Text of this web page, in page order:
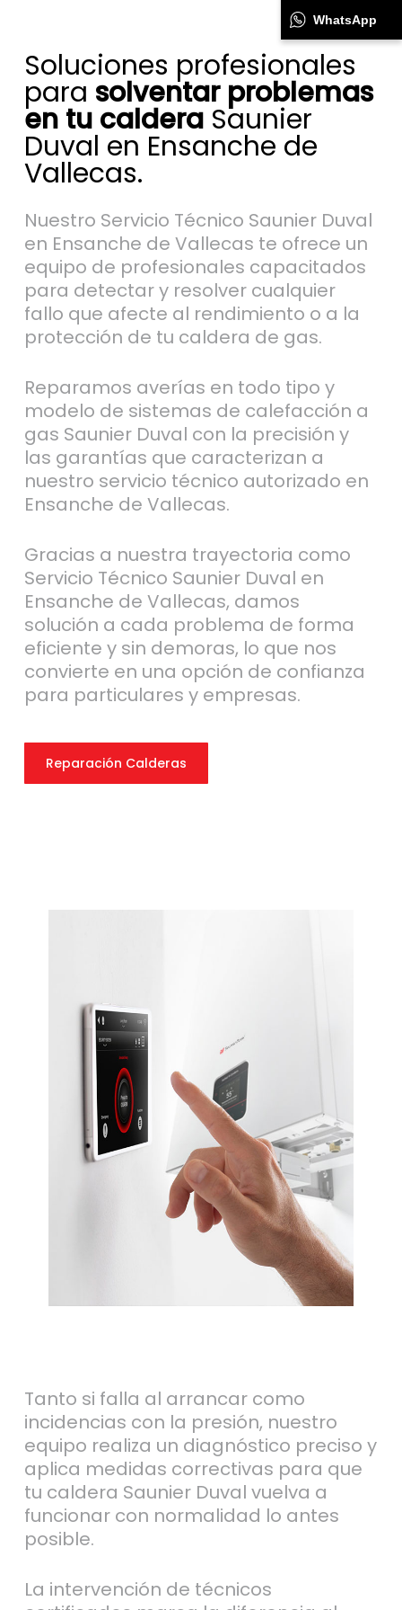
Soluciones profesionales
para solventar problemas
en tu calderaSaunier
Duval en Ensanche de
Vallecas.
Nuestro Servicio Técnico Saunier Duval
en Ensanche de Vallecas te ofrece un
equipo de profesionales capacitados
para detectar y resolver cualquier
fallo que afecte al rendimiento o a la
protección de tu caldera de gas.
Reparamos averías en todo tipo y
modelo de sistemas de calefacción a
gas Saunier Duval con la precisión y
las garantías que caracterizan a
nuestro servicio técnico autorizado en
Ensanche de Vallecas.
Gracias a nuestra trayectoria como
Servicio Técnico Saunier Duval en
Ensanche de Vallecas, damos
solución a cada problema de forma
eficiente y sin demoras, lo que nos
convierte en una opción de confianza
para particulares y empresas.
Reparación Calderas
Tanto si falla al arrancar como
incidencias con la presión, nuestro
equipo realiza un diagnóstico preciso y
aplica medidas correctivas para que
tu caldera Saunier Duval vuelva a
funcionar con normalidad lo antes
posible.
La intervención de técnicos
WhatsApp